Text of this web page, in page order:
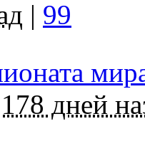
| 99
178 дней